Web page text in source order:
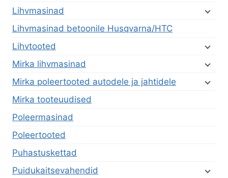
Lihvmasinad
Lihvmasinad betoonile Husqvarna/HTC
Lihvtooted
Mirka lihvmasinad
Mirka poleertooted autodele ja jahtidele
Mirka tooteuudised
Poleermasinad
Poleertooted
Puhastuskettad
Puidukaitsevahendid